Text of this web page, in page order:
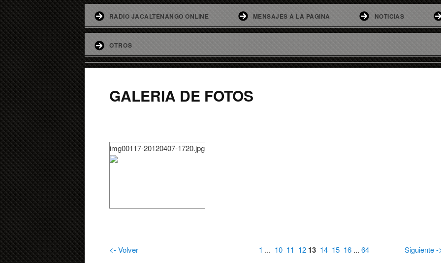
RADIO JACALTENANGO ONLINE MENSAJES A LA PAGINA NOTICIAS
OTROS
GALERIA DE FOTOS
img00117-20120407-1720.jpg
<- Volver 1 ... 10 11 12 13 14 15 16 ... 64 Siguiente -